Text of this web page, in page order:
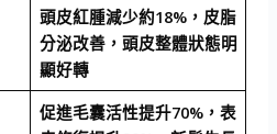
頭皮紅腫減少約18%，皮脂
分泌改善，頭皮整體狀態明
顯好轉
促進毛囊活性提升70%，表